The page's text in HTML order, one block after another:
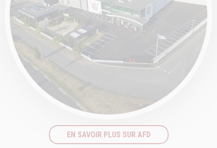
EN SAVOIR PLUS SUR AFD